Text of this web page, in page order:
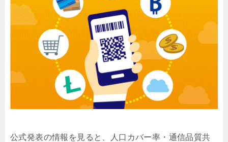
公式発表の情報を見ると、人口カバー率・通信品質共